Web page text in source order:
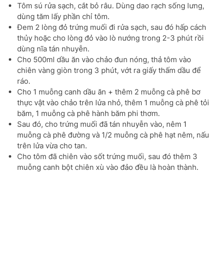
Tôm sú rửa sạch, cắt bỏ râu. Dùng dao rạch sống lưng,
dùng tăm lấy phần chỉ tôm.
Đem 2 lòng đỏ trứng muối đi rửa sạch, sau đó hấp cách
thủy hoặc cho lòng đỏ vào lò nướng trong 2-3 phút rồi
dùng nĩa tán nhuyễn.
Cho 500ml dầu ăn vào chảo đun nóng, thả tôm vào
chiên vàng giòn trong 3 phút, vớt ra giấy thấm dầu để
ráo.
Cho 1 muỗng canh dầu ăn + thêm 2 muỗng cà phê bơ
thực vật vào chảo trên lửa nhỏ, thêm 1 muỗng cà phê tỏi
băm, 1 muỗng cà phê hành băm phi thơm.
Sau đó, cho trứng muối đã tán nhuyễn vào, nêm 1
muỗng cà phê đường và 1/2 muỗng cà phê hạt nêm, nấu
trên lửa vừa cho tan.
Cho tôm đã chiên vào sốt trứng muối, sau đó thêm 3
muỗng canh bột chiên xù vào đảo đều là hoàn thành.